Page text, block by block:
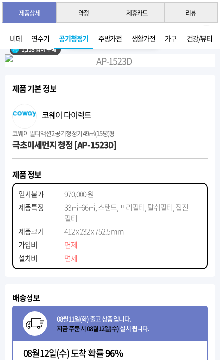
비데 연수기 공기청정기 주방가전 생활가전 가구 건강/뷰티
제품상세 약정 제휴카드 리뷰
3초 간편 견적 받기 →
2026년 07월 생산
1,118 명이 구매
제품 기본 정보
코웨이 다이렉트
코웨이 멀티액션2 공기청정기 49㎡(15평)형
극초미세먼지 청정 [AP-1523D]
제품 정보
일시불가
970,000 원
제품특징
33㎡~66㎡, 스탠드, 프리필터, 탈취필터, 집진
필터
제품크기
412 x 232 x 752.5 mm
가입비
면제
설치비
면제
배송정보
08월11일(화) 출고 상품 입니다.
지금 주문 시 08월12일(수)설치 됩니다.
08월12일(수) 도착 확률96%